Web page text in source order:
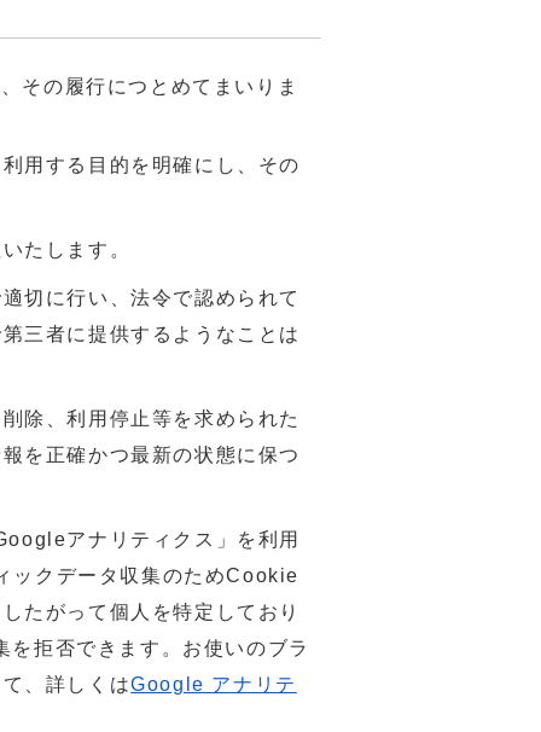
その履行につとめてまいりま
用する目的を明確にし、その
たします。
切に行い、法令で認められて
三者に提供するようなことは
除、利用停止等を求められた
を正確かつ最新の状態に保つ
アナリティクス」を利用
ックデータ収集のためCookie
たがって個人を特定しており
拒否できます。お使いのブラ
、詳しくはGoogle アナリテ